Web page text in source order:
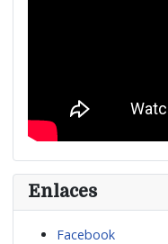
Enlaces
Facebook